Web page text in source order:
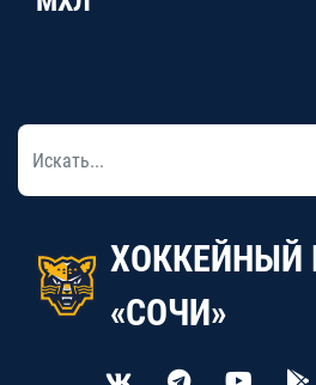
ХОККЕЙНЫЙ
«СОЧИ»